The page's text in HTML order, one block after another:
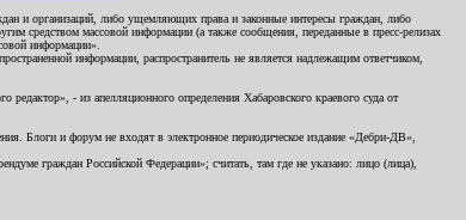
и организаций, либо ущемляющих права и законные интересы граждан, либо
средством массовой информации (а также сообщения, переданные в пресс-релизах
информации».
информации, распространитель не является надлежащим ответчиком,
- из апелляционного определения Хабаровского краевого суда от
Блоги и форум не входят в электронное периодическое издание «Дебри-ДВ»,
граждан Российской Федерации»; считать, там где не указано: лицо (лица),